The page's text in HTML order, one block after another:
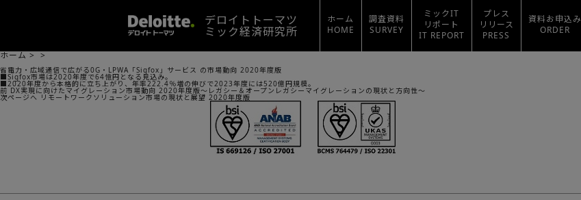
デロイトトーマツ
ミック経済研究所
ホーム
HOME
調査資料
SURVEY
ミックIT
リポート
IT REPORT
プレス
リリース
PRESS
資料お申込み
ORDER
ホーム>>
省電力・広域通信で広がる0G・LPWA「Sigfox」サービス の市場動向 2020年度版
■Sigfox市場は2020年度で64憶円となる見込み。
■2020年度から本格的に立ち上がり、年率222.4％増の伸びで2023年度には520億円規模。
投
稿
ナ
前 前
の
DX実現に向けたマイグレーション市場動向 2020年度版～レガシー＆オープンレガシーマイグレーションの現状と方向性～
次ページへ 次
リモートワークソリューション市場の現状と展望 2020年度版